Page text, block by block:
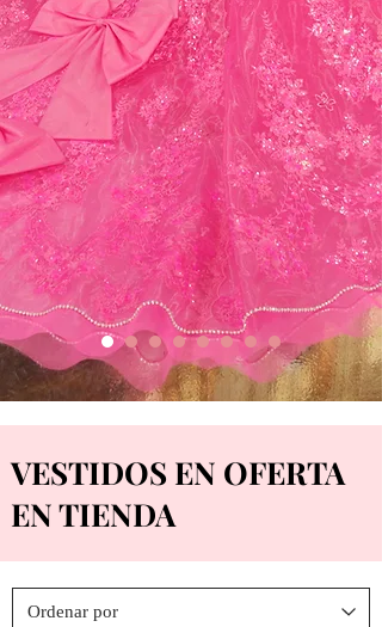
VESTIDOS EN OFERTA
EN TIENDA